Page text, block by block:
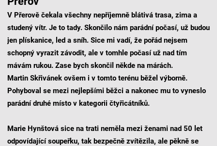
V Přerově čekala všechny nepříjemně blátivá trasa, zima a
studený vítr. Je to tady. Skončilo nám parádní počasí, už budou
jen plískanice, led a sníh. Sice mi vadí, že pořád nejsem
schopný vyrazit závodit, ale v tomhle počasí už nad tím
mávám rukou. Zase bych skončil někde na márách.
Martin Skřivánek ovšem i v tomto terénu běžel výborně.
Pohyboval se mezi nejlepšími běžci a nakonec mu to vyneslo
parádní druhé místo v kategorii čtyřicátníků.
Marie Hynštová sice na trati neměla mezi ženami nad 50 let
odpovídající soupeřku, tak bezpečně zvítězila, ale pěkně se